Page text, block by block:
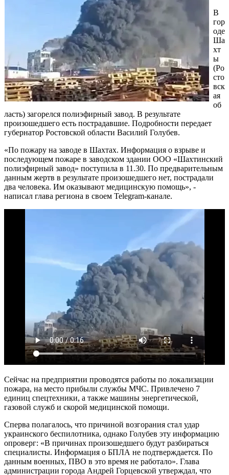
В
гор
оде
Ша
хт
ы
(Ро
сто
вск
ая
об
ласть) загорелся полиэфирный завод. В результате
произошедшего есть пострадавшие. Подробности передает
губернатор Ростовской области Василий Голубев.
«По пожару на заводе в Шахтах. Информация о взрыве и
последующем пожаре в заводском здании ООО «Шахтинский
полиэфирный завод» поступила в 11.30. По предварительным
данным жертв в результате произошедшего нет, пострадали
два человека. Им оказывают медицинскую помощь», -
написал глава региона в своем Telegram-канале.
Сейчас на предприятии проводятся работы по локализации
пожара, на место прибыли службы МЧС. Привлечено 7
единиц спецтехники, а также машины энергетической,
газовой служб и скорой медицинской помощи.
Сперва полагалось, что причиной возгорания стал удар
украинского беспилотника, однако Голубев эту информацию
опроверг: «В причинах произошедшего будут разбираться
специалисты. Информация о БПЛА не подтверждается. По
данным военных, ПВО в это время не работало». Глава
администрации города Андрей Горцевской утверждал, что